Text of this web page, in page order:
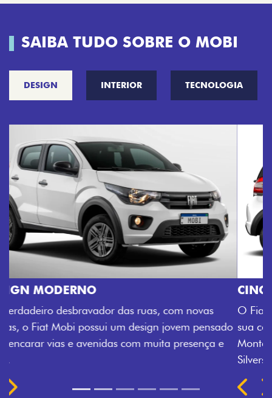
SAIBA TUDO SOBRE O MOBI
DESIGN INTERIOR TECNOLOGIA
CINCO OPÇÕES DE CORES
O Fiat Mobi tem sempre uma opção de cor que é a
sua cara. Escolha entre o Preto Vulcano, Vermelho
Montecarlo, Branco Banchisa, Prata Bari e Cinza
Silverstone.
Rodas de liga leve